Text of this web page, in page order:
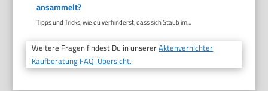
ansammelt?
Tipps und Tricks, wie du verhinderst, dass sich Staub im...
Weitere Fragen findest Du in unsererAktenvernichter
Kaufberatung FAQ-Übersicht.